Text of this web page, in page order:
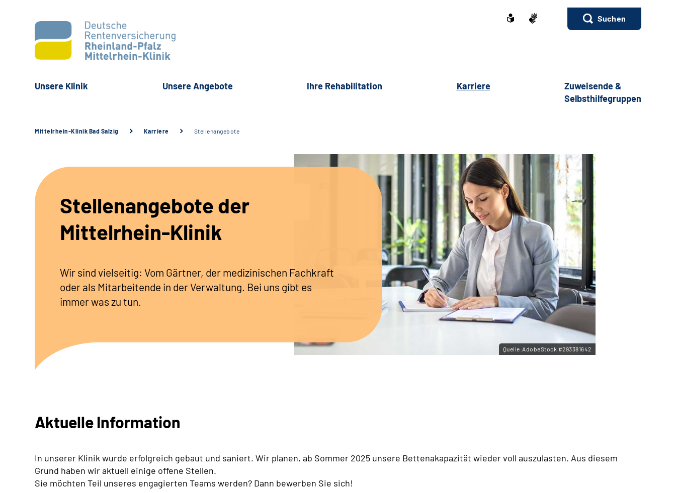
Suchen
Unsere Klinik Unsere Angebote Ihre Rehabilitation Karriere
Zuweisende &
Selbsthilfegruppen
Mittelrhein-Klinik Bad Salzig Karriere Stellenangebote
Stellenangebote der
Mittelrhein-Klinik
Wir sind vielseitig: Vom Gärtner, der medizinischen Fachkraft
oder als Mitarbeitende in der Verwaltung. Bei uns gibt es
immer was zu tun.
Quelle:AdobeStock #293381642
Aktuelle Information
In unserer Klinik wurde erfolgreich gebaut und saniert. Wir planen, ab Sommer 2025 unsere Bettenakapazität wieder voll auszulasten. Aus diesem
Grund haben wir aktuell einige offene Stellen.
Sie möchten Teil unseres engagierten Teams werden? Dann bewerben Sie sich!